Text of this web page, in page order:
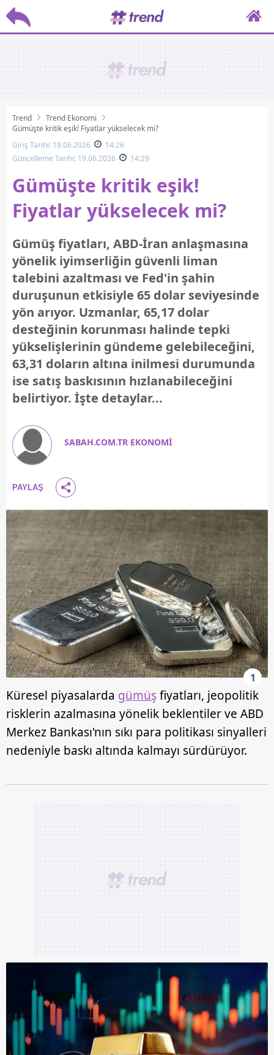
Trend
Trend Ekonomi
Gümüşte kritik eşik! Fiyatlar yükselecek mi?
Giriş Tarihi: 19.06.2026
14:26
Güncelleme Tarihi: 19.06.2026
14:29
Gümüşte kritik eşik!
Fiyatlar yükselecek mi?
Gümüş fiyatları, ABD-İran anlaşmasına
yönelik iyimserliğin güvenli liman
talebini azaltması ve Fed'in şahin
duruşunun etkisiyle 65 dolar seviyesinde
yön arıyor. Uzmanlar, 65,17 dolar
desteğinin korunması halinde tepki
yükselişlerinin gündeme gelebileceğini,
63,31 doların altına inilmesi durumunda
ise satış baskısının hızlanabileceğini
belirtiyor. İşte detaylar...
SABAH.COM.TR EKONOMİ
PAYLAŞ
1
Küresel piyasalarda gümüşfiyatları, jeopolitik
risklerin azalmasına yönelik beklentiler ve ABD
Merkez Bankası'nın sıkı para politikası sinyalleri
nedeniyle baskı altında kalmayı sürdürüyor.